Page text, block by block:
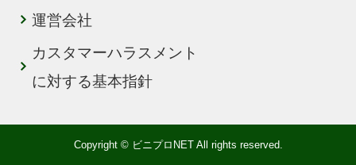
運営会社
カスタマーハラスメント
に対する基本指針
Copyright © ビニプロNET All rights reserved.